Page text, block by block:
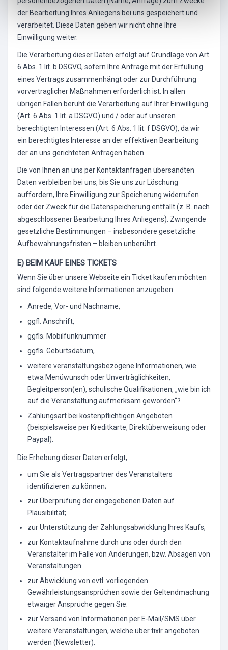
der Bearbeitung Ihres Anliegens bei uns gespeichert und
verarbeitet. Diese Daten geben wir nicht ohne Ihre
Einwilligung weiter.
Die Verarbeitung dieser Daten erfolgt auf Grundlage von Art.
6 Abs. 1 lit. b DSGVO, sofern Ihre Anfrage mit der Erfüllung
eines Vertrags zusammenhängt oder zur Durchführung
vorvertraglicher Maßnahmen erforderlich ist. In allen
übrigen Fällen beruht die Verarbeitung auf Ihrer Einwilligung
(Art. 6 Abs. 1 lit. a DSGVO) und / oder auf unseren
berechtigten Interessen (Art. 6 Abs. 1 lit. f DSGVO), da wir
ein berechtigtes Interesse an der effektiven Bearbeitung
der an uns gerichteten Anfragen haben.
Die von Ihnen an uns per Kontaktanfragen übersandten
Daten verbleiben bei uns, bis Sie uns zur Löschung
auffordern, Ihre Einwilligung zur Speicherung widerrufen
oder der Zweck für die Datenspeicherung entfällt (z. B. nach
abgeschlossener Bearbeitung Ihres Anliegens). Zwingende
gesetzliche Bestimmungen – insbesondere gesetzliche
Aufbewahrungsfristen – bleiben unberührt.
E) BEIM KAUF EINES TICKETS
Wenn Sie über unsere Webseite ein Ticket kaufen möchten
sind folgende weitere Informationen anzugeben:
Anrede, Vor- und Nachname,
ggfl. Anschrift,
ggfls. Mobilfunknummer
ggfls. Geburtsdatum,
weitere veranstaltungsbezogene Informationen, wie
etwa Menüwunsch oder Unverträglichkeiten,
Begleitperson(en), schulische Qualifikationen, „wie bin ich
auf die Veranstaltung aufmerksam geworden“?
Zahlungsart bei kostenpflichtigen Angeboten
(beispielsweise per Kreditkarte, Direktüberweisung oder
Paypal).
Die Erhebung dieser Daten erfolgt,
um Sie als Vertragspartner des Veranstalters
identifizieren zu können;
zur Überprüfung der eingegebenen Daten auf
Plausibilität;
zur Unterstützung der Zahlungsabwicklung Ihres Kaufs;
zur Kontaktaufnahme durch uns oder durch den
Veranstalter im Falle von Änderungen, bzw. Absagen von
Veranstaltungen
zur Abwicklung von evtl. vorliegenden
Gewährleistungsansprüchen sowie der Geltendmachung
etwaiger Ansprüche gegen Sie.
zur Versand von Informationen per E-Mail/SMS über
weitere Veranstaltungen, welche über tixlr angeboten
werden (Newsletter).